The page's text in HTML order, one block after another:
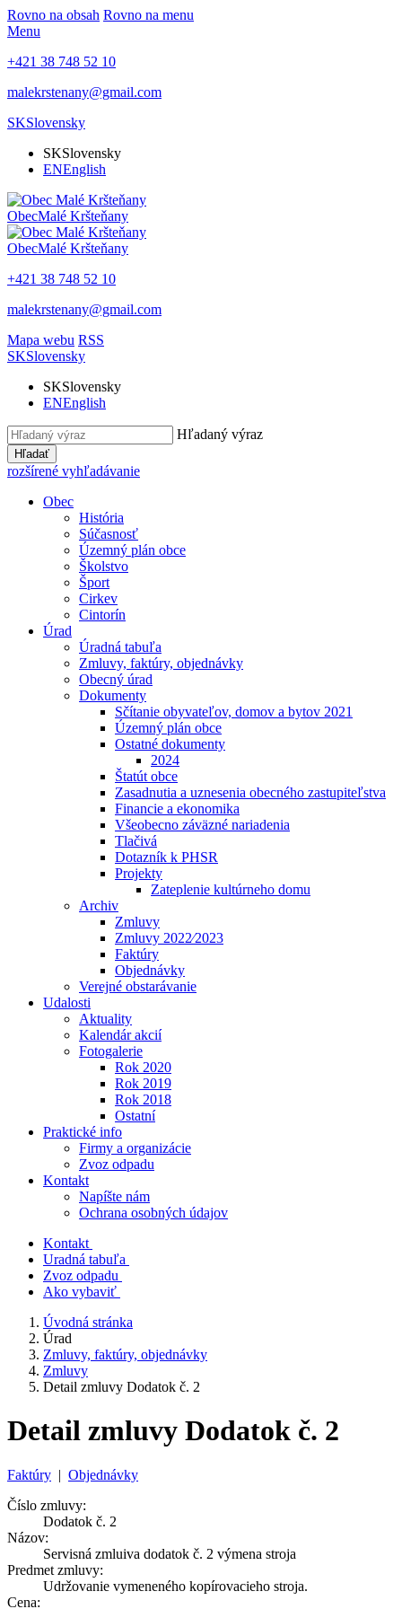
Rovno na obsah Rovno na menu
Menu
+421 38 748 52 10
malekrstenany@gmail.com
SKSlovensky
SKSlovensky
ENEnglish
ObecMalé Kršteňany
ObecMalé Kršteňany
+421 38 748 52 10
malekrstenany@gmail.com
Mapa webu RSS
SKSlovensky
SKSlovensky
ENEnglish
Hľadaný výraz
Hľadať
rozšírené vyhľadávanie
Obec
História
Súčasnosť
Územný plán obce
Školstvo
Šport
Cirkev
Cintorín
Úrad
Úradná tabuľa
Zmluvy, faktúry, objednávky
Obecný úrad
Dokumenty
Sčítanie obyvateľov, domov a bytov 2021
Územný plán obce
Ostatné dokumenty
2024
Štatút obce
Zasadnutia a uznesenia obecného zastupiteľstva
Financie a ekonomika
Všeobecno záväzné nariadenia
Tlačivá
Dotazník k PHSR
Projekty
Zateplenie kultúrneho domu
Archiv
Zmluvy
Zmluvy 2022⁄2023
Faktúry
Objednávky
Verejné obstarávanie
Udalosti
Aktuality
Kalendár akcií
Fotogalerie
Rok 2020
Rok 2019
Rok 2018
Ostatní
Praktické info
Firmy a organizácie
Zvoz odpadu
Kontakt
Napíšte nám
Ochrana osobných údajov
Kontakt
Uradná tabuľa
Zvoz odpadu
Ako vybaviť
Úvodná stránka
Úrad
Zmluvy, faktúry, objednávky
Zmluvy
Detail zmluvy Dodatok č. 2
Detail zmluvy Dodatok č. 2
Faktúry | Objednávky
Číslo zmluvy:
Dodatok č. 2
Názov:
Servisná zmluiva dodatok č. 2 výmena stroja
Predmet zmluvy:
Udržovanie vymeneného kopírovacieho stroja.
Cena: